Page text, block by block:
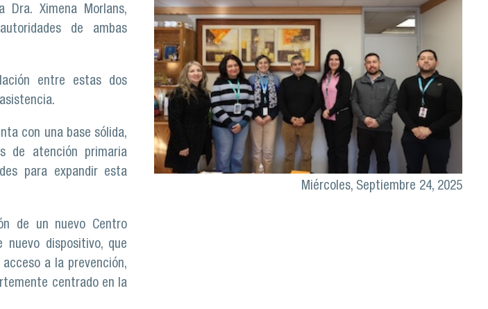
Dra. Ximena Morlans,
de ambas
entre estas dos
con una base sólida,
de atención primaria
para expandir esta
de un nuevo Centro
nuevo dispositivo, que
a la prevención,
centrado en la
Miércoles, Septiembre 24, 2025